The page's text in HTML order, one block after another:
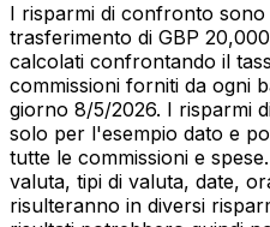
I risparmi di confronto sono
trasferimento di GBP
calcolati confrontando il
commissioni forniti da ogni
giorno 8/5/2026. I risparmi
solo per l'esempio dato e
tutte le commissioni e
valuta, tipi di valuta, date,
risulteranno in diversi